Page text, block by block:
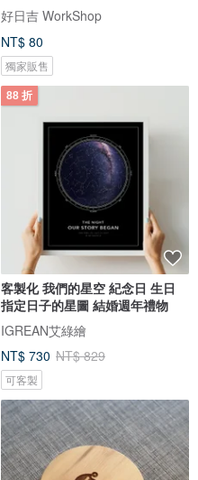
好日吉 WorkShop
NT$ 80
獨家販售
88 折
客製化 我們的星空 紀念日 生日
指定日子的星圖 結婚週年禮物
IGREAN艾綠繪
NT$ 730 NT$ 829
可客製